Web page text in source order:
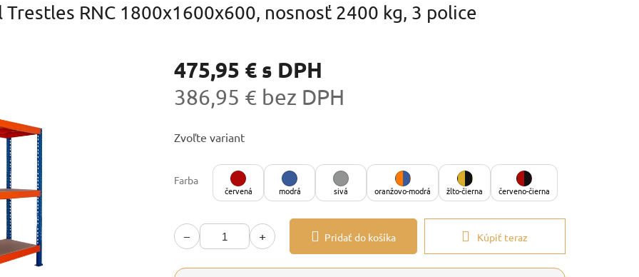
RNC 1800x1600x600, nosnosť 2400 kg, 3 police
475,95 € s DPH
386,95 € bez DPH
cena:
Zvoľte variant
Farba
červená modrá sivá oranžovo-modrá žlto-čierna červeno-čierna
− + Pridať do košíka Kúpiť teraz